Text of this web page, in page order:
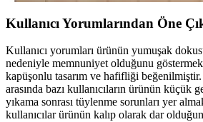
Kullanıcı Yorumlarından Öne
Kullanıcı yorumları ürünün yumuşak
nedeniyle memnuniyet olduğunu
kapüşonlu tasarım ve hafifliği
arasında bazı kullanıcıların ürünün küçük
yıkama sonrası tüylenme sorunları yer
kullanıcılar ürünün kalıp olarak dar